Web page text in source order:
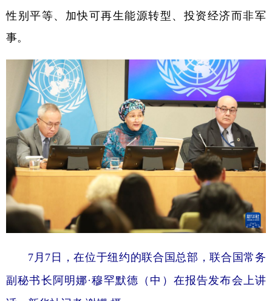
性别平等、加快可再生能源转型、投资经济而非军
事。
7月7日，在位于纽约的联合国总部，联合国常务
副秘书长阿明娜·穆罕默德（中）在报告发布会上讲